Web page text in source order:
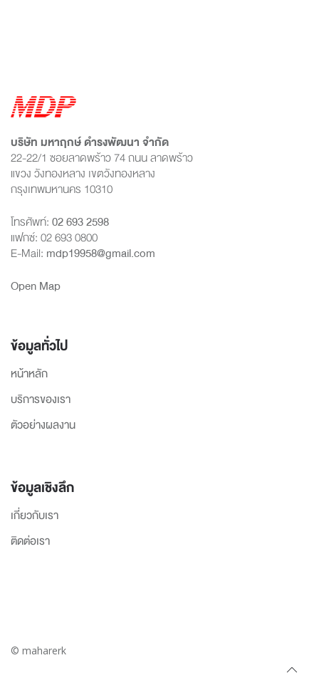
บริษัท มหาฤกษ์ ดำรงพัฒนา จำกัด
22-22/1 ซอยลาดพร้าว 74 ถนน ลาดพร้าว
แขวง วังทองหลาง เขตวังทองหลาง
กรุงเทพมหานคร 10310
โทรศัพท์:02 693 2598
แฟกซ์: 02 693 0800
E-Mail: mdp19958@gmail.com
Open Map
ข้อมูลทั่วไป
หน้าหลัก
บริการของเรา
ตัวอย่างผลงาน
ข้อมูลเชิงลึก
เกี่ยวกับเรา
ติดต่อเรา
© maharerk